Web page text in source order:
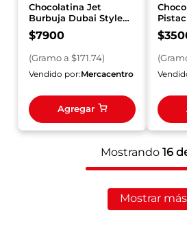
Chocolatina Jet
Burbuja Dubai Style
Pistacho 46 g
$7900
(Gramoa $171.74)
Vendido por:Mercacentro
Agregar
29 g
$
(
Mostrando 16
Mostrar más